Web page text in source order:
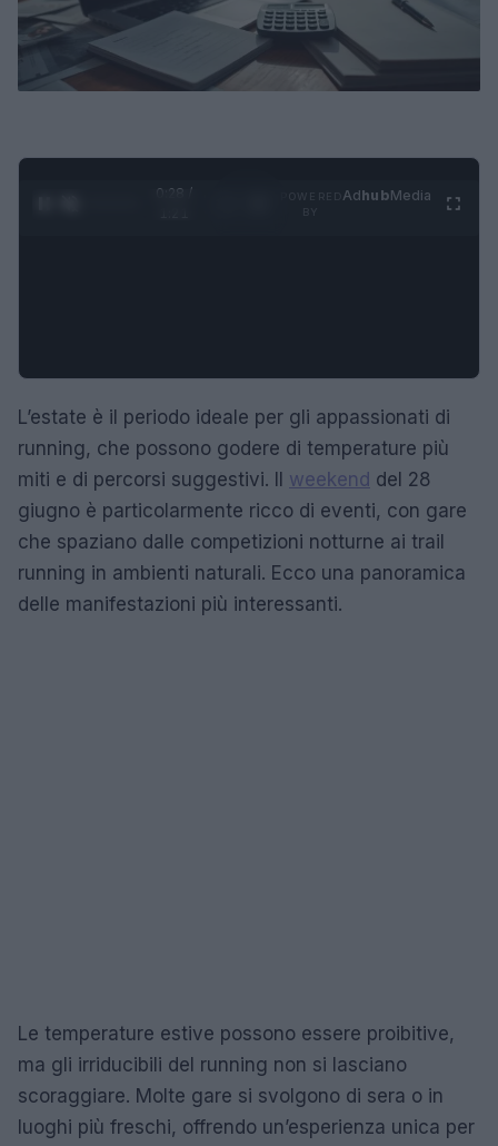
0:29 /
AdhubMedia
L’estate è il periodo ideale per gli appassionati di
running, che possono godere di temperature più
miti e di percorsi suggestivi. Il weekend del 28
giugno è particolarmente ricco di eventi, con gare
che spaziano dalle competizioni notturne ai trail
running in ambienti naturali. Ecco una panoramica
delle manifestazioni più interessanti.
Le temperature estive possono essere proibitive,
ma gli irriducibili del running non si lasciano
scoraggiare. Molte gare si svolgono di sera o in
luoghi più freschi, offrendo un’esperienza unica per